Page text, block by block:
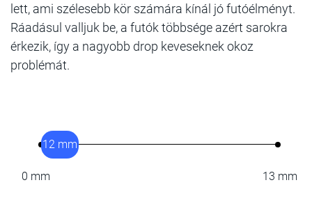
lett, ami szélesebb kör számára kínál jó futóélményt.
Ráadásul valljuk be, a futók többsége azért sarokra
érkezik, így a nagyobb drop keveseknek okoz
problémát.
0 mm
12 mm
13 mm